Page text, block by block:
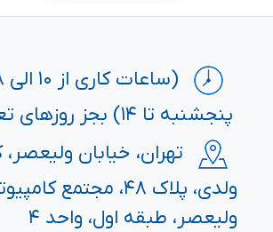
پنجشنبه تا ۱۴) بجز روزهای تعطیل
تهران، خیابان
ولدی، پلاک ۴۸، مجتمع
ولیعصر، طبقه اول، واحد ۴